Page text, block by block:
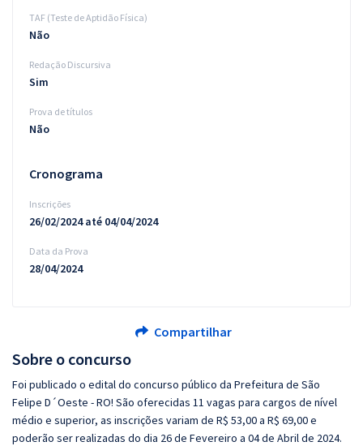
Sobre o concurso
Foi publicado o edital do concurso público da Prefeitura de São
Felipe D´Oeste - RO! São oferecidas 11 vagas para cargos de nível
médio e superior, as inscrições variam de R$ 53,00 a R$ 69,00 e
poderão ser realizadas do dia 26 de Fevereiro a 04 de Abril de 2024.
TAF (Teste de Aptidão Física)
Não
Redação Discursiva
Sim
Prova de títulos
Não
Cronograma
Inscrições
26/02/2024 até 04/04/2024
Data da Prova
28/04/2024
Compartilhar